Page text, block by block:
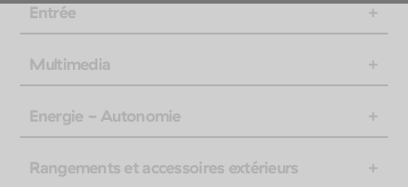
Entrée
Multimedia
Energie - Autonomie
Rangements et accessoires extérieurs